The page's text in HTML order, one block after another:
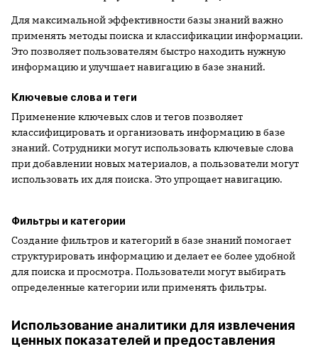
Для максимальной эффективности базы знаний важно
применять методы поиска и классификации информации.
Это позволяет пользователям быстро находить нужную
информацию и улучшает навигацию в базе знаний.
Ключевые слова и теги
Применение ключевых слов и тегов позволяет
классифицировать и организовать информацию в базе
знаний. Сотрудники могут использовать ключевые слова
при добавлении новых материалов, а пользователи могут
использовать их для поиска. Это упрощает навигацию.
Фильтры и категории
Создание фильтров и категорий в базе знаний помогает
структурировать информацию и делает ее более удобной
для поиска и просмотра. Пользователи могут выбирать
определенные категории или применять фильтры.
Использование аналитики для извлечения
ценных показателей и предоставления